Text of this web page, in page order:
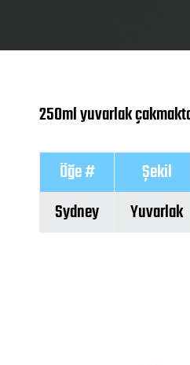
250ml yuvarlak
Öğe # Şekil
Sydney
Yuvarlak